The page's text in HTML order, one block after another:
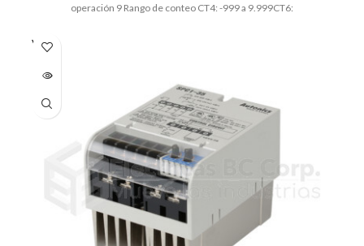
operación 9 Rango de conteo CT4: -999 a 9.999CT6:
VENDI
DO